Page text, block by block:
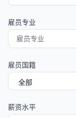
雇员专业
雇员国籍
薪资水平